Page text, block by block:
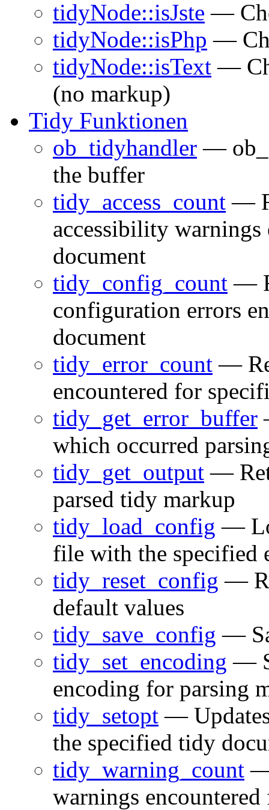
tidyNode::isJste —
tidyNode::isPhp —
tidyNode::isText —
(no markup)
Tidy Funktionen
ob_tidyhandler —
the buffer
tidy_access_count —
accessibility
document
tidy_config_count —
configuration errors
document
tidy_error_count —
encountered for
tidy_get_error_buffer
which occurred
tidy_get_output —
parsed tidy markup
tidy_load_config —
file with the specified
tidy_reset_config —
default values
tidy_save_config —
tidy_set_encoding —
encoding for parsing
tidy_setopt —
the specified tidy
tidy_warning_count —
warnings